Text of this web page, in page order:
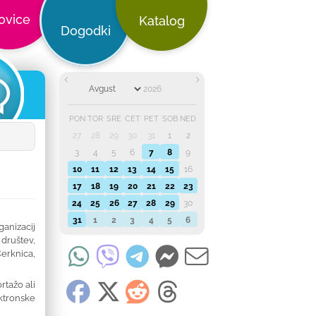
Dogodki
Katalog
ali
PON TOR SRE ČET PET SOB NED
27 28 29 30 31 1
2
3
4 5 6 7 8
9
10
11 12 13 14 15
16
17
18 19 20 21 22
23
24
25 26 27 28 29
30
31
1 2 3 4 5 6